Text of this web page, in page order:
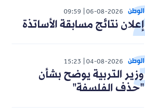
الوطن 06-08-2026
09:59
إعلان نتائج مسابقة الأساتذة
الوطن 04-08-2026
15:23
وزير التربية يوضح بشأن
"حذف الفلسفة"